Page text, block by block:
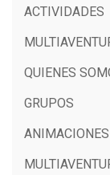
ACTIVIDADES
QUIENES
GRUPOS
ANIMACIONES